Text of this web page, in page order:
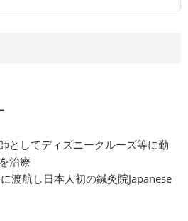
としてディズニークルーズ等に勤
治療
航し日本人初の鍼灸院Japanese